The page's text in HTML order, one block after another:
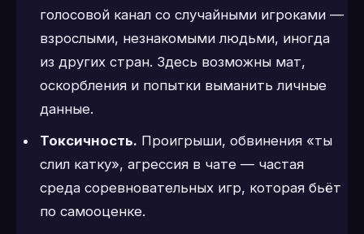
голосовой канал со случайными игроками —
взрослыми, незнакомыми людьми, иногда
из других стран. Здесь возможны мат,
оскорбления и попытки выманить личные
данные.
Токсичность. Проигрыши, обвинения «ты
слил катку», агрессия в чате — частая
среда соревновательных игр, которая бьёт
по самооценке.